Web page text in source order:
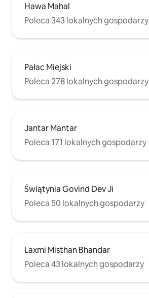
Hawa Mahal
Poleca 343 lokalnych gospodarzy
Pałac Miejski
Poleca 278 lokalnych gospodarzy
Jantar Mantar
Poleca 171 lokalnych gospodarzy
Świątynia Govind Dev Ji
Poleca 50 lokalnych gospodarzy
Laxmi Misthan Bhandar
Poleca 43 lokalnych gospodarzy